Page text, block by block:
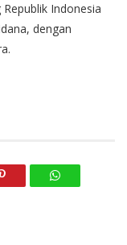
Indonesia
dengan